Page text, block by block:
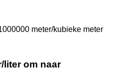
meter/kubieke meter
liter om naar